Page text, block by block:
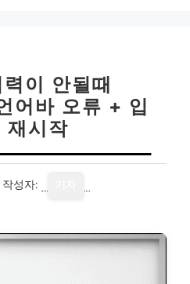
이 안될때
어바 오류 + 입
재시작
작성자: